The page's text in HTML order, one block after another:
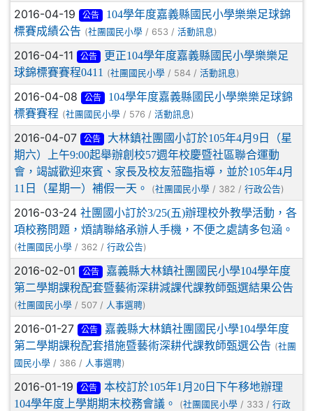
2016-04-19 公告
104學年度嘉義縣國民小學樂樂足球錦
標賽成績公告 (社團國民小學 / 653 / 活動訊息 )
2016-04-11 公告
更正104學年度嘉義縣國民小學樂樂足
球錦標賽賽程0411 (社團國民小學 / 584 / 活動訊息 )
2016-04-08 公告
104學年度嘉義縣國民小學樂樂足球錦
標賽賽程 (社團國民小學 / 576 / 活動訊息 )
2016-04-07 公告
大林鎮社團國小訂於105年4月9日（星
期六）上午9:00起舉辦創校57週年校慶暨社區聯合運動
會，竭誠歡迎來賓、家長及校友蒞臨指導，並於105年4月
11日（星期一）補假一天。
(社團國民小學 / 382 / 行政公告)
2016-03-24 社團國小訂於3/25(五)辦理校外教學活動，各
項校務問題，煩請聯絡承辦人手機，不便之處請多包涵。
(社團國民小學 / 362 / 行政公告)
2016-02-01 公告
嘉義縣大林鎮社團國民小學104學年度
第二學期課稅配套暨藝術深耕減課代課教師甄選結果公告
(社團國民小學 / 507 / 人事選聘)
2016-01-27 公告
嘉義縣大林鎮社團國民小學104學年度
第二學期課稅配套措施暨藝術深耕代課教師甄選公告 (社團
國民小學 / 386 / 人事選聘)
2016-01-19 公告
本校訂於105年1月20日下午移地辦理
104學年度上學期期末校務會議。
(社團國民小學 / 333 / 行政